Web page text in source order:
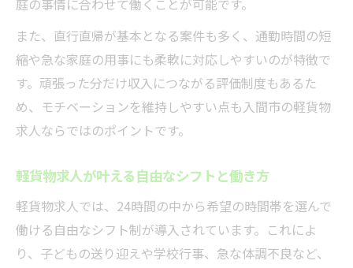
庭の事情に合わせて働くことが可能です。
また、直行直帰が基本となる案件も多く、通勤時間の短
縮や急な家庭の用事にも柔軟に対応しやすいのが特徴で
す。頑張った分だけ収入につながる評価制度もあるた
め、モチベーションを維持しやすい点も入間市の軽貨物
求人ならではのポイントです。
軽貨物求人が叶える自由なシフトと働き方
軽貨物求人では、24時間の中から希望の時間帯を選んで
働ける自由なシフト制が導入されています。これによ
り、子どもの送り迎えや学校行事、急な体調不良など、